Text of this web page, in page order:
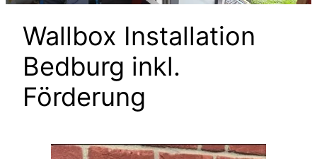
Wallbox Installation
Bedburg inkl.
Förderung